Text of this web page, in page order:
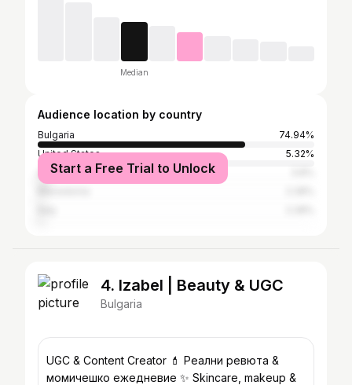
Median
Audience location by country
Bulgaria
74.94%
United States
5.32%
United Kingdom
Start a Free Trial to Unlock
4. Izabel | Beauty & UGC
Bulgaria
UGC & Content Creator 💄 Реални ревюта &
момичешко ежедневие ✨ Skincare, makeup &